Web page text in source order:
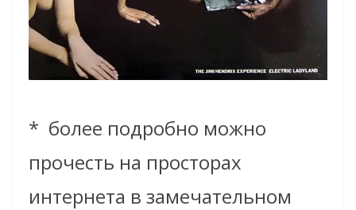
* более подробно можно
прочесть на просторах
интернета в замечательном